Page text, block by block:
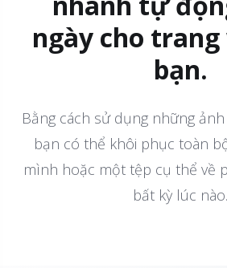
ngày cho trang
bạn.
Bằng cách sử dụng những
bạn có thể khôi phục toàn
mình hoặc một tệp cụ thể về
bất kỳ lúc nào.